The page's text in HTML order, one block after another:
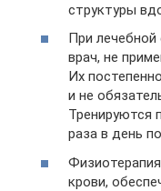
структуры
При лечебной
врач, не
Их
и не
Тренируются
раза в день
крови,